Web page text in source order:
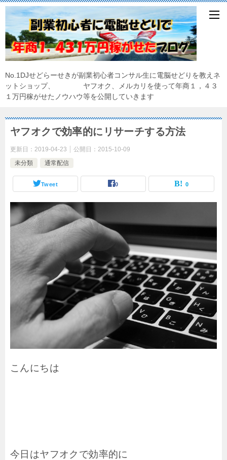
No.1DJせどらーせきが副業初心者コンサル生に電脳せどりを教えネ
ットショップ、 ヤフオク、メルカリを使って年商１，４３
１万円稼がせたノウハウ等を公開していきます
ヤフオクで効率的にリサーチする方法
更新日： 2019-04-23 公開日： 2015-10-09
未分類
通常配信
Tweet 0 0
こんにちは
今日はヤフオクで効率的に